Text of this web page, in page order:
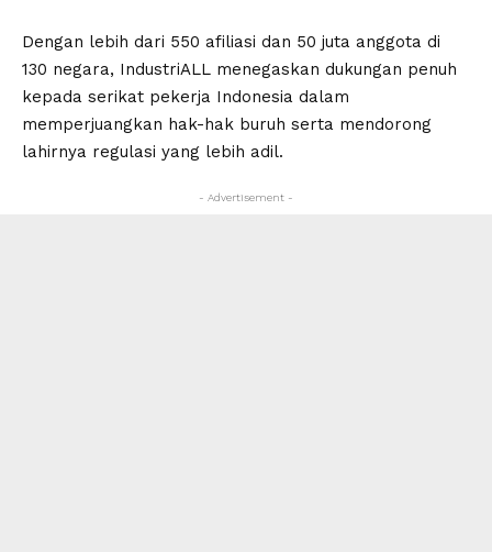
Dengan lebih dari 550 afiliasi dan 50 juta anggota di
130 negara, IndustriALL menegaskan dukungan penuh
kepada serikat pekerja Indonesia dalam
memperjuangkan hak-hak buruh serta mendorong
lahirnya regulasi yang lebih adil.
- Advertisement -